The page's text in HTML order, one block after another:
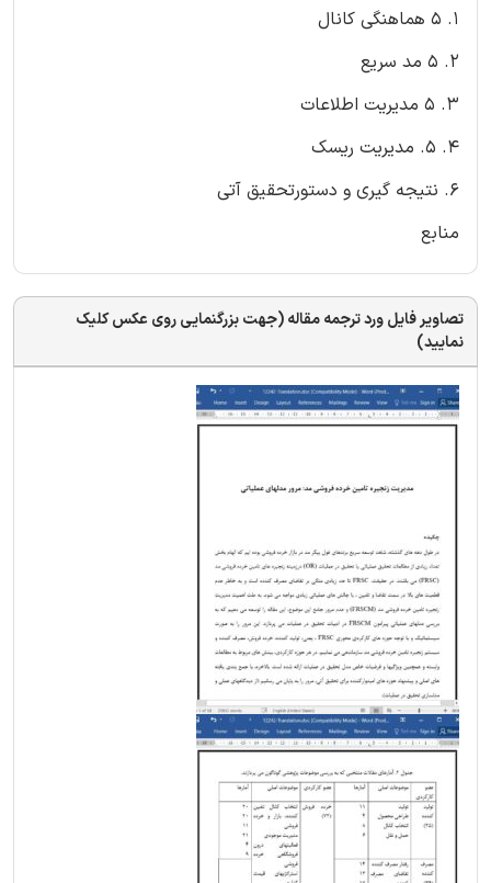
1. 5 هماهنگی کانال
2. 5 مد سریع
3. 5 مدیریت اطلاعات
4. 5. مدیریت ریسک
6. نتیجه گیری و دستورتحقیق آتی
منابع
تصاویر فایل ورد ترجمه مقاله (جهت بزرگنمایی روی عکس کلیک
نمایید)